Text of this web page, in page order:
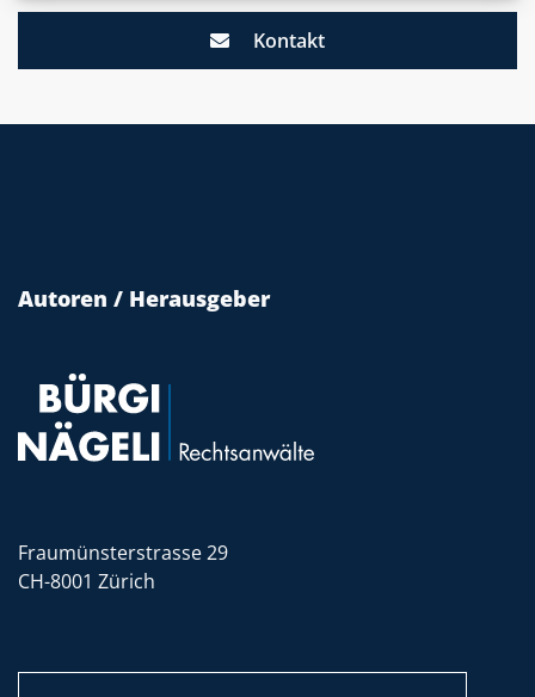
Kontakt
Autoren / Herausgeber
Fraumünsterstrasse 29
CH-8001 Zürich